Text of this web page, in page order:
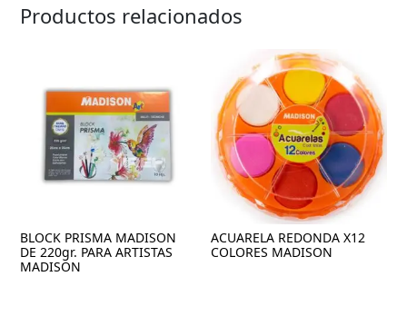
Productos relacionados
BLOCK PRISMA MADISON
DE 220gr. PARA ARTISTAS
MADISON
ACUARELA REDONDA X12
COLORES MADISON